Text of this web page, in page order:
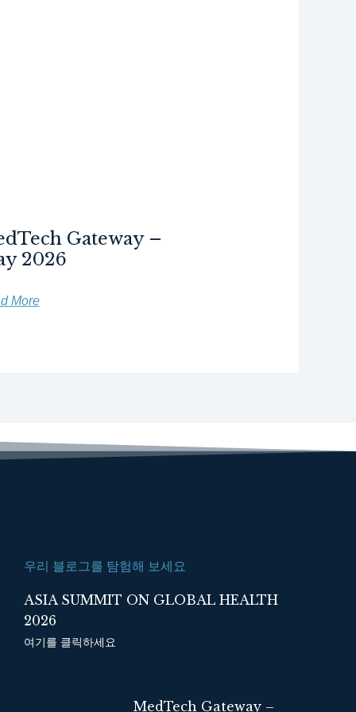
Gateway –
2026
More
우리 블로그를 탐험해 보세요
ASIA SUMMIT ON GLOBAL HEALTH
2026
여기를 클릭하세요
MedTech Gateway –